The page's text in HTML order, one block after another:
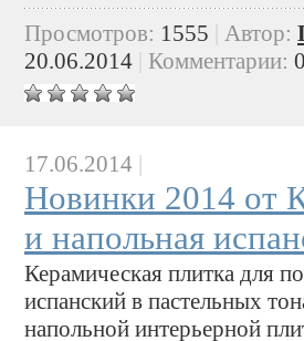
Просмотров: 1555 Автор:
20.06.2014
Комментарии: 0
17.06.2014 |
Новинки 2014 от
и напольная
Керамическая плитка для
испанский в пастельных
напольной интерьерной